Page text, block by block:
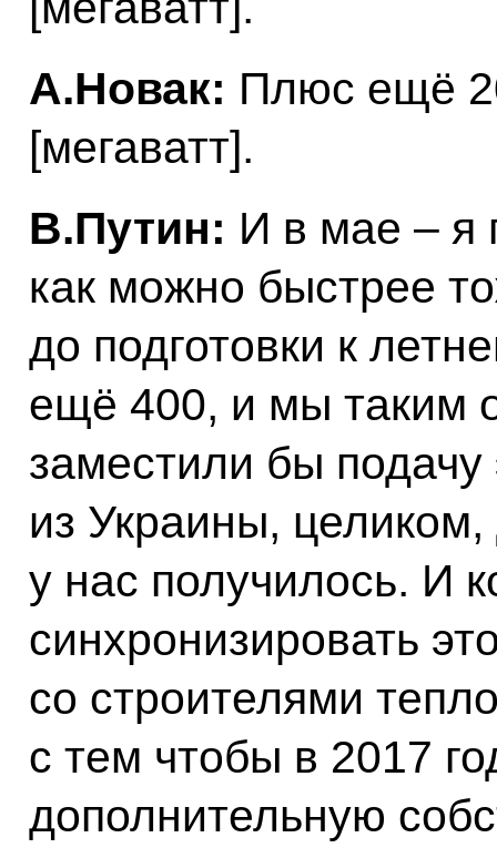
А.Новак: Плюс ещё
[мегаватт].
В.Путин: И в мае – я
как можно быстрее
до подготовки к
ещё 400, и мы таким
заместили бы подачу
из Украины,
у нас получилось. И
синхронизировать
со строителями
с тем чтобы в 2017
дополнительную